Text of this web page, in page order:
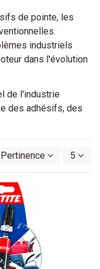
de pointe, les
industriels
dans l'évolution
de l'industrie
des adhésifs, des
Pertinence 5